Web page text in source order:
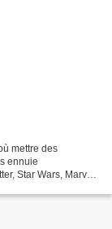
mettre des
ennuie
Star Wars, Marvel